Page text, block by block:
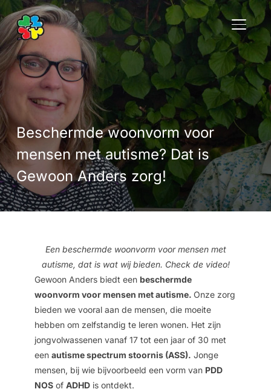
Beschermde woonvorm voor
mensen met autisme? Dat is
Gewoon Anders zorg!
Een beschermde woonvorm voor mensen met
autisme, dat is wat wij bieden. Check de video!
Gewoon Anders biedt een beschermde
woonvorm voor mensen met autisme. Onze zorg
bieden we vooral aan de mensen, die moeite
hebben om zelfstandig te leren wonen. Het zijn
jongvolwassenen vanaf 17 tot een jaar of 30 met
een autisme spectrum stoornis (ASS). Jonge
mensen, bij wie bijvoorbeeld een vorm van PDD
NOSof ADHDis ontdekt.